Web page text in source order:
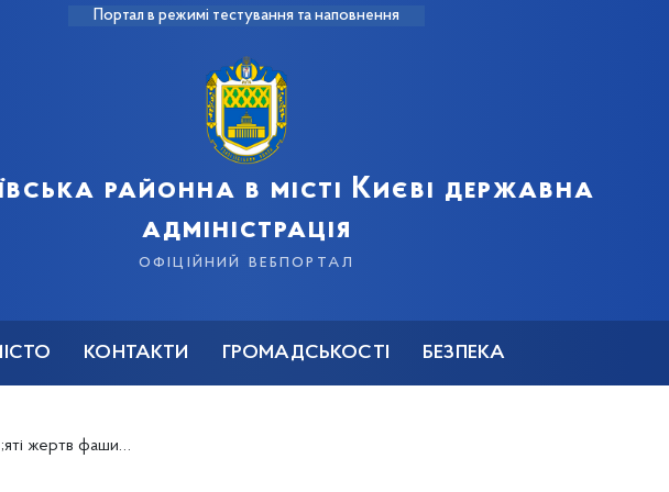
Портал в режимі тестування та наповнення
районна в місті Києві державна
адміністрація
офіційний вебпортал
КОНТАКТИ ГРОМАДСЬКОСТІ БЕЗПЕКА
жертв фашизму!